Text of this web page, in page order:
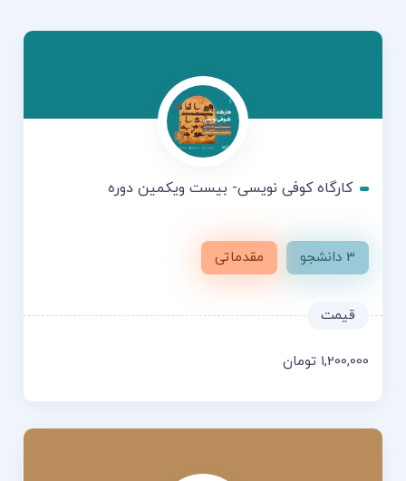
کارگاه کوفی نویسی- بیست ویکمین دوره
3 دانشجو مقدماتی
1,200,000 تومان